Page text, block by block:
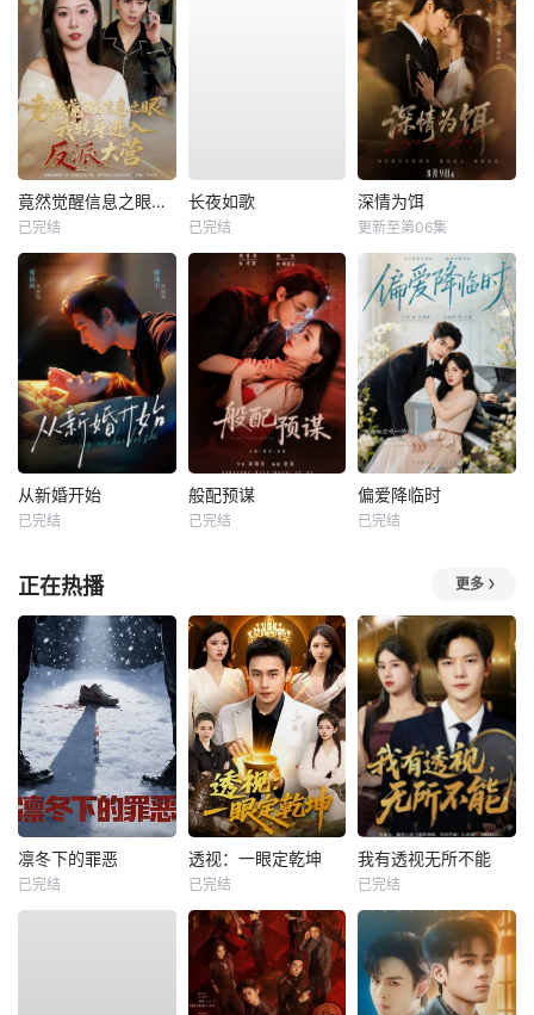
竟然觉醒信息之眼，我转身进入反派大营
已完结
长夜如歌
已完结
深情为饵
更新至第06集
从新婚开始
已完结
般配预谋
已完结
偏爱降临时
已完结
正在热播 更多
凛冬下的罪恶
已完结
透视：一眼定乾坤
已完结
我有透视无所不能
已完结